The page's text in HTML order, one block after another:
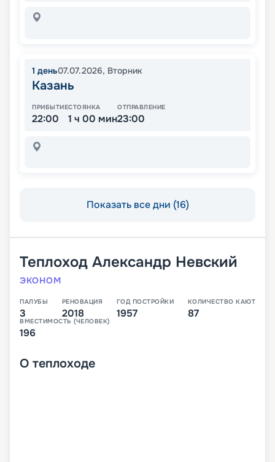
1 день07.07.2026, Вторник
Казань
ПРИБЫТИЕ
22:00
СТОЯНКА
1 ч 00 мин
ОТПРАВЛЕНИЕ
23:00
Показать все дни (16)
Теплоход Александр Невский
ЭКОНОМ
ПАЛУБЫ
3
РЕНОВАЦИЯ
2018
ГОД ПОСТРОЙКИ
1957
КОЛИЧЕСТВО КАЮТ
87
ВМЕСТИМОСТЬ (ЧЕЛОВЕК)
196
О теплоходе